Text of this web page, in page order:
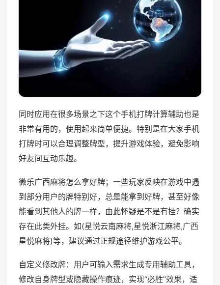
同时应用在很多场景之下这个手机打牌计算辅助也是
非常有用的，使用起来简单便捷。特别是在大家手机
打牌时可以合理调整牌型，提升游戏体验，避免影响
好友间互动乐趣。
微乐广西麻将怎么拿好牌；一些玩家反映在游戏中遇
到部分用户的牌特别好，总是能拿到好牌，甚至好像
能看到其他人的牌一样，由此怀疑是不是有挂？确实
存在此类外挂。如(星悦云南麻将,星悦浙江麻将,广西
星悦麻将)等，建议通过正规途径维护游戏公平。
自定义修改牌：用户可输入需求生成专用辅助工具，
修改自身牌型或隐藏操作痕迹，实现“必胜”效果，适